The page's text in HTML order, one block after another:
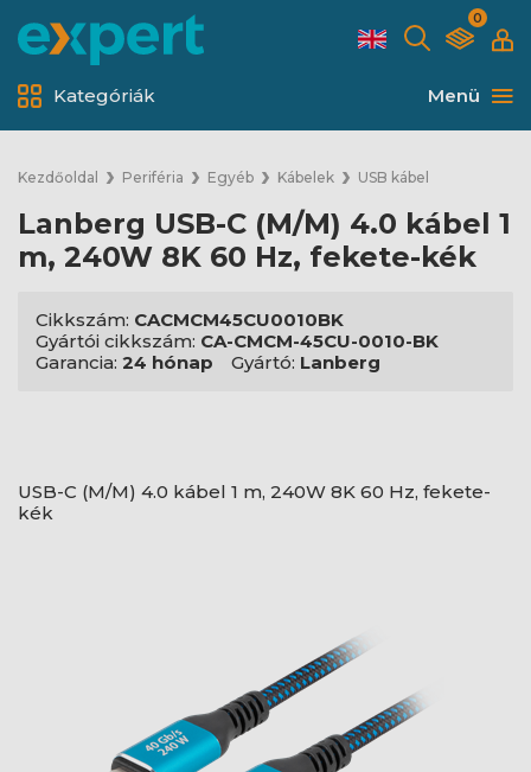
0
Menü
Kategóriák
Kezdőoldal Periféria Egyéb Kábelek USB kábel
Lanberg USB-C (M/M) 4.0 kábel 1
m, 240W 8K 60 Hz, fekete-kék
Cikkszám: CACMCM45CU0010BK
Gyártói cikkszám: CA-CMCM-45CU-0010-BK
Garancia: 24 hónap Gyártó: Lanberg
USB-C (M/M) 4.0 kábel 1 m, 240W 8K 60 Hz, fekete-
kék